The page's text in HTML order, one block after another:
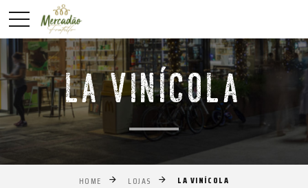
LA VINÍCOLA
HOME LOJAS LA VINÍCOLA